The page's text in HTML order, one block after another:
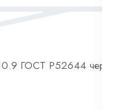
ГОСТ Р52644 черный